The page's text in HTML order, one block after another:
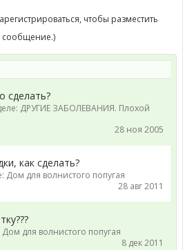
чтобы разместить
сообщение.)
сделать?
ДРУГИЕ ЗАБОЛЕВАНИЯ. Плохой
28 ноя 2005
как сделать?
Дом для волнистого попугая
28 авг 2011
Дом для волнистого попугая
8 дек 2011